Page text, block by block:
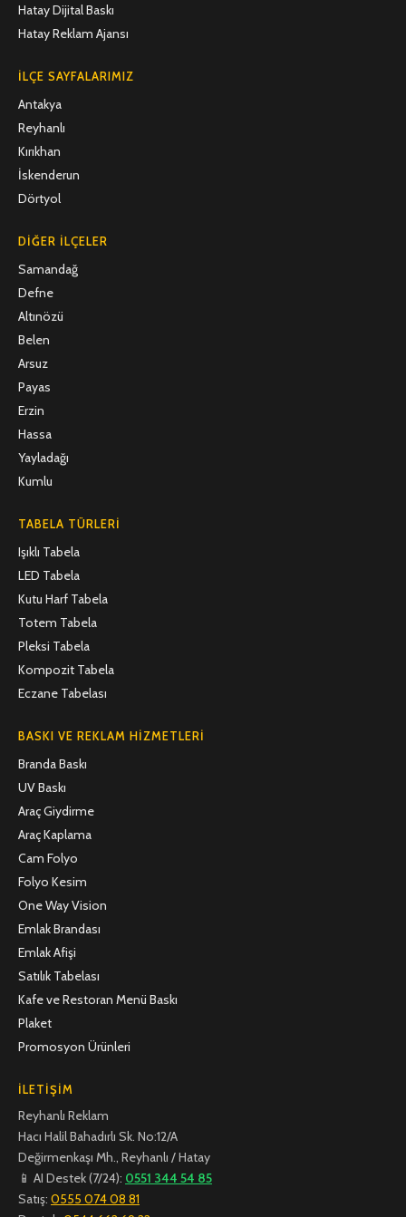
Hatay Dijital Baskı
Hatay Reklam Ajansı
İLÇE SAYFALARIMIZ
Antakya
Reyhanlı
Kırıkhan
İskenderun
Dörtyol
DIĞER İLÇELER
Samandağ
Defne
Altınözü
Belen
Arsuz
Payas
Erzin
Hassa
Yayladağı
Kumlu
TABELA TÜRLERI
Işıklı Tabela
LED Tabela
Kutu Harf Tabela
Totem Tabela
Pleksi Tabela
Kompozit Tabela
Eczane Tabelası
BASKI VE REKLAM HIZMETLERI
Branda Baskı
UV Baskı
Araç Giydirme
Araç Kaplama
Cam Folyo
Folyo Kesim
One Way Vision
Emlak Brandası
Emlak Afişi
Satılık Tabelası
Kafe ve Restoran Menü Baskı
Plaket
Promosyon Ürünleri
İLETIŞIM
Reyhanlı Reklam
Hacı Halil Bahadırlı Sk. No:12/A
Değirmenkaşı Mh., Reyhanlı / Hatay
📱 AI Destek (7/24): 0551 344 54 85
Satış: 0555 074 08 81